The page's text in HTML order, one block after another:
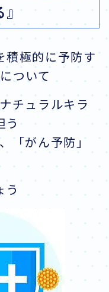
積極的に予防す
について
チュラルキラ
う
「がん予防」
う